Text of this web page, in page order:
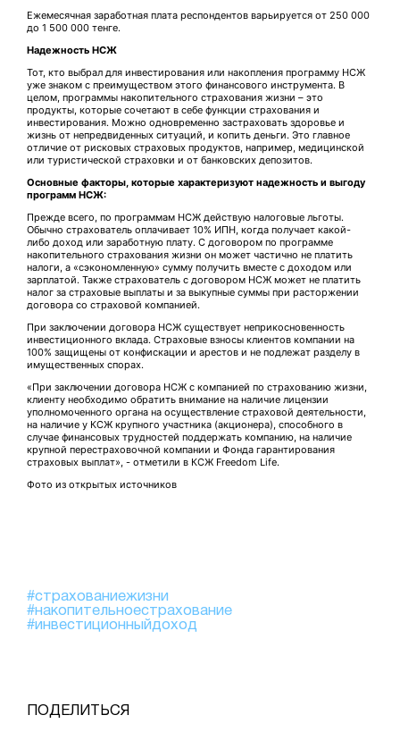
Ежемесячная заработная плата респондентов варьируется от 250 000
до 1 500 000 тенге.
Надежность НСЖ
Тот, кто выбрал для инвестирования или накопления программу НСЖ
уже знаком с преимуществом этого финансового инструмента. В
целом, программы накопительного страхования жизни – это
продукты, которые сочетают в себе функции страхования и
инвестирования. Можно одновременно застраховать здоровье и
жизнь от непредвиденных ситуаций, и копить деньги. Это главное
отличие от рисковых страховых продуктов, например, медицинской
или туристической страховки и от банковских депозитов.
Основные факторы, которые характеризуют надежность и выгоду
программ НСЖ:
Прежде всего, по программам НСЖ действую налоговые льготы.
Обычно страхователь оплачивает 10% ИПН, когда получает какой-
либо доход или заработную плату. С договором по программе
накопительного страхования жизни он может частично не платить
налоги, а «сэкономленную» сумму получить вместе с доходом или
зарплатой. Также страхователь с договором НСЖ может не платить
налог за страховые выплаты и за выкупные суммы при расторжении
договора со страховой компанией.
При заключении договора НСЖ существует неприкосновенность
инвестиционного вклада. Страховые взносы клиентов компании на
100% защищены от конфискации и арестов и не подлежат разделу в
имущественных спорах.
«При заключении договора НСЖ с компанией по страхованию жизни,
клиенту необходимо обратить внимание на наличие лицензии
уполномоченного органа на осуществление страховой деятельности,
на наличие у КСЖ крупного участника (акционера), способного в
случае финансовых трудностей поддержать компанию, на наличие
крупной перестраховочной компании и Фонда гарантирования
страховых выплат», - отметили в КСЖ Freedom Life.
Фото из открытых источников
#страхованиежизни
#накопительноестрахование
#инвестиционныйдоход
ПОДЕЛИТЬСЯ